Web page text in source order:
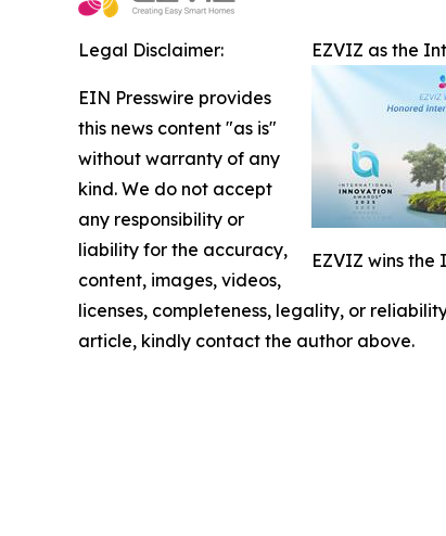
EZVIZ as the
EZVIZ wins
Legal Disclaimer:
EIN Presswire provides
this news content "as is"
without warranty of any
kind. We do not accept
any responsibility or
liability for the accuracy,
content, images, videos,
licenses, completeness, legality, or
article, kindly contact the author above.